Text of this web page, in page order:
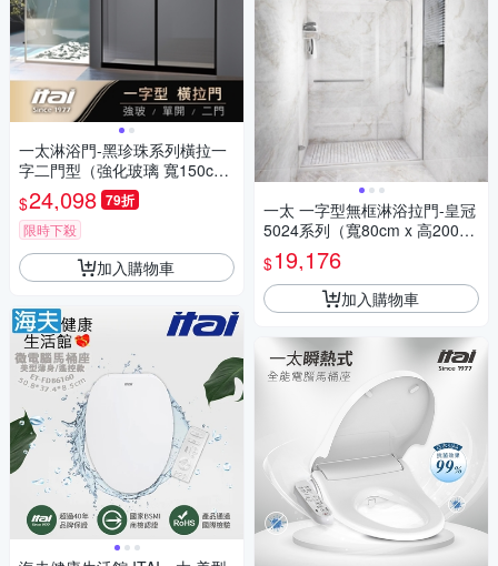
一太淋浴門-黑珍珠系列橫拉一
字二門型（強化玻璃 寬150cm
以內 x 高200cm範圍以內）
$24,098 79折
限時下殺
加入購物車
一太 一字型無框淋浴拉門-皇冠
5024系列（寬80cm x 高200c
m）
$19,176
加入購物車